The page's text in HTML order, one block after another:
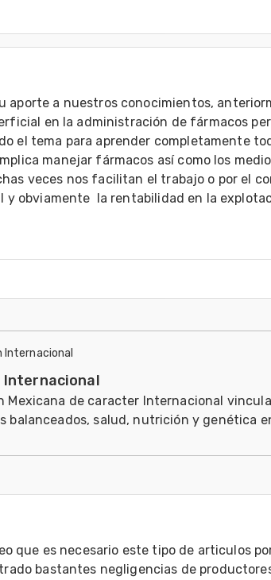
aporte a nuestros conocimientos,
en la administración de fármacos
el tema para aprender completamente
manejar fármacos así como los
veces nos facilitan el trabajo o por el
y obviamente  la rentabilidad en la
Internacional
Internacional
Mexicana de caracter Internacional
balanceados, salud, nutrición y genética
que es necesario este tipo de articulos
bastantes negligencias de